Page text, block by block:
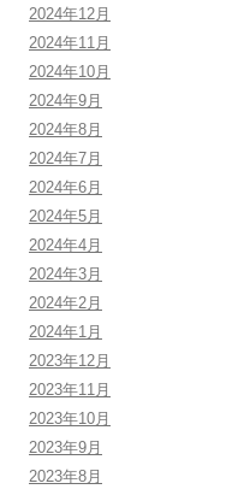
2024年12月
2024年11月
2024年10月
2024年9月
2024年8月
2024年7月
2024年6月
2024年5月
2024年4月
2024年3月
2024年2月
2024年1月
2023年12月
2023年11月
2023年10月
2023年9月
2023年8月